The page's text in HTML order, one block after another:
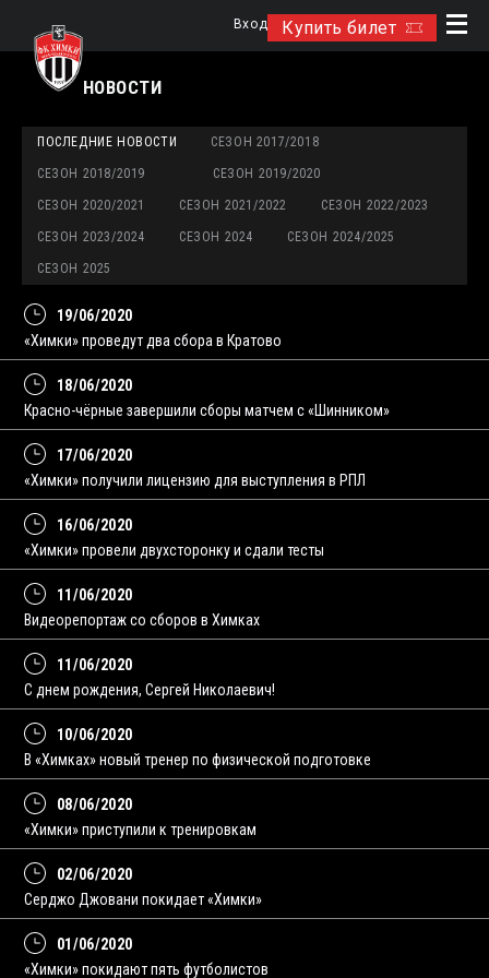
Купить билет
Вход
НОВОСТИ
ПОСЛЕДНИЕ НОВОСТИ СЕЗОН 2017/2018
СЕЗОН 2018/2019 СЕЗОН 2019/2020
СЕЗОН 2020/2021 СЕЗОН 2021/2022 СЕЗОН 2022/2023
СЕЗОН 2023/2024 СЕЗОН 2024 СЕЗОН 2024/2025
СЕЗОН 2025
19/06/2020
«Химки» проведут два сбора в Кратово
18/06/2020
Красно-чёрные завершили сборы матчем с «Шинником»
17/06/2020
«Химки» получили лицензию для выступления в РПЛ
16/06/2020
«Химки» провели двухсторонку и сдали тесты
11/06/2020
Видеорепортаж со сборов в Химках
11/06/2020
С днем рождения, Сергей Николаевич!
10/06/2020
В «Химках» новый тренер по физической подготовке
08/06/2020
«Химки» приступили к тренировкам
02/06/2020
Серджо Джовани покидает «Химки»
01/06/2020
«Химки» покидают пять футболистов